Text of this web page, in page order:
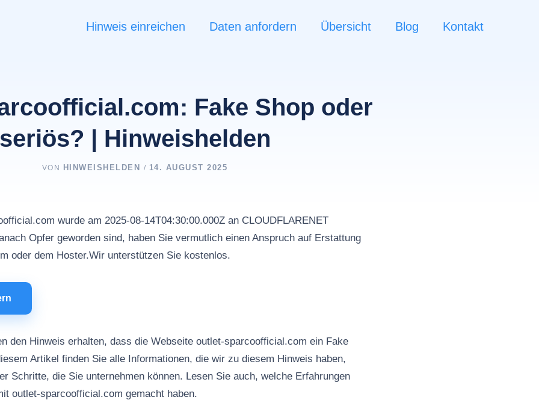
Hinweis einreichen Daten anfordern Übersicht Blog Kontakt
Fake Shop oder
| Hinweishelden
VON HINWEISHELDEN / 14. AUGUST 2025
wurde am 2025-08-14T04:30:00.000Z an CLOUDFLARENET
Opfer geworden sind, haben Sie vermutlich einen Anspruch auf Erstattung
oder dem Hoster.Wir unterstützen Sie kostenlos.
den Hinweis erhalten, dass die Webseite outlet-sparcoofficial.com ein Fake
Artikel finden Sie alle Informationen, die wir zu diesem Hinweis haben,
Schritte, die Sie unternehmen können. Lesen Sie auch, welche Erfahrungen
outlet-sparcoofficial.com gemacht haben.